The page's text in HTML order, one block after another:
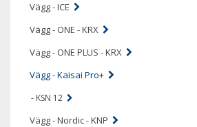
Vägg - ICE
Vägg - ONE - KRX
Vägg - ONE PLUS - KRX
Vägg - Kaisai Pro+
- KSN 12
Vägg - Nordic - KNP